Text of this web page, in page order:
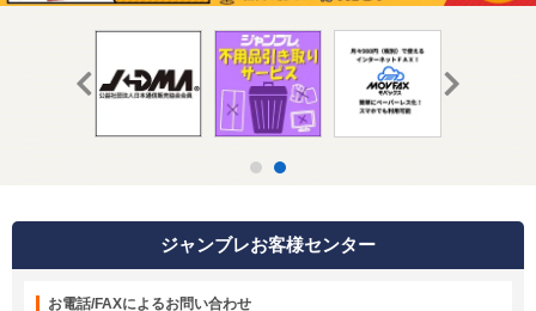
ジャンブレお客様センター
お電話/FAXによるお問い合わせ